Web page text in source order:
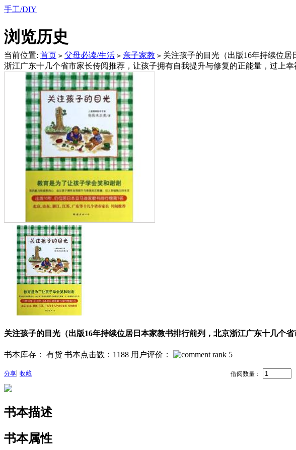
手工/DIY
浏览历史
当前位置: 首页 > 父母必读/生活 > 亲子家教 > 关注孩子的目光（出版16年持续位
浙江广东十几个省市家长传阅推荐，让孩子拥有自我提升与修复的正能量，过上幸
关注孩子的目光（出版16年持续位居日本家教书排行前列，北京浙江广东十几个
书本库存： 有货 书本点击数：1188 用户评价：
分享| 收藏 借阅数量：
书本描述
书本属性